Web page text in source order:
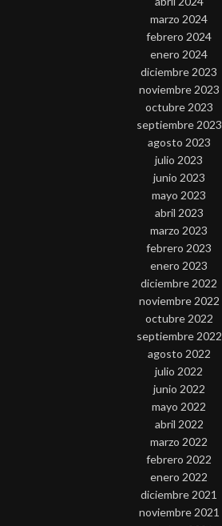
marzo 2024
febrero 2024
enero 2024
diciembre 2023
noviembre 2023
octubre 2023
septiembre 2023
agosto 2023
julio 2023
junio 2023
mayo 2023
abril 2023
marzo 2023
febrero 2023
enero 2023
diciembre 2022
noviembre 2022
octubre 2022
septiembre 2022
agosto 2022
julio 2022
junio 2022
mayo 2022
abril 2022
marzo 2022
febrero 2022
enero 2022
diciembre 2021
noviembre 2021